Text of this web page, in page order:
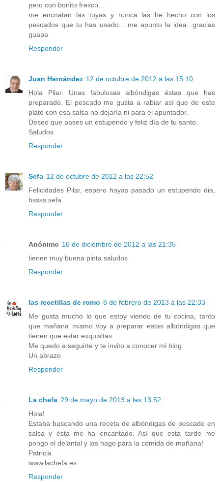
pero con bonito fresco...
me encnatan las tuyas y nunca las he hecho con los
pescados que tu has usado... me apunto la idea...gracias
guapa
Responder
Juan Hernández 12 de octubre de 2012 a las 15:10
Hola Pilar. Unas fabulosas albóndigas éstas que has
preparado. El pescado me gusta a rabiar así que de este
plato con esa salsa no dejaría ni para el apuntador.
Deseo que pases un estupendo y feliz día de tu santo.
Saludos
Responder
Sefa 12 de octubre de 2012 a las 22:52
Felicidades Pilar, espero hayas pasado un estupendo dia,
bssss.sefa
Responder
Anónimo 16 de diciembre de 2012 a las 21:35
tienen muy buena pinta saludos
Responder
las recetillas de romo 8 de febrero de 2013 a las 22:33
Me gusta mucho lo que estoy viendo de tu cocina, tanto
que mañana mismo voy a preparar estas albóndigas que
tienen que estar exquisitas.
Me quedo a seguirte y te invito a conocer mi blog.
Un abrazo
Responder
La chefa 29 de mayo de 2013 a las 13:52
Hola!
Estaba buscando una receta de albóndigas de pescado en
salsa y ésta me ha encantado. Así que esta tarde me
pongo el delantal y las hago para la comida de mañana!
Patricia
www.lachefa.es
Responder